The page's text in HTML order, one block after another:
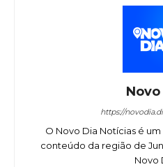
Novo
https://
O Novo Dia Notícias é
conteúdo da região de
Novo